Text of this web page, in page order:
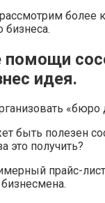
более
бизнеса.
помощи
идея.
«бюро
быть полезен
это получить?
прайс-